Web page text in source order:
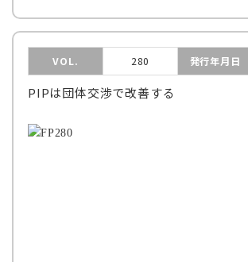
VOL. 280 発行年月日
PIPは団体交渉で改善する